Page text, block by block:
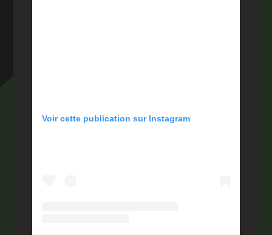
Voir cette publication sur Instagram